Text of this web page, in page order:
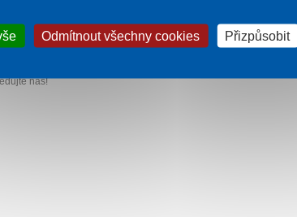
Vám můžeme nabídnout za velice výhodné
Gino Paradise Bešeňovájsou Vám plně
nejlepších hotelech v Bešeňové jakoHOTEL
rovnou v plavkách a županu. Nabízíme
nás!
Odmítnout všechny cookies Přizpůsobit